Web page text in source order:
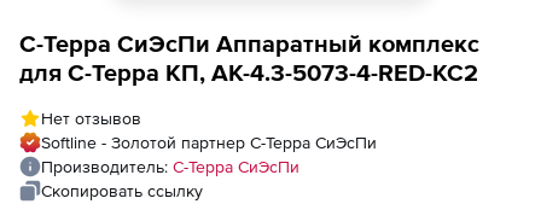
С-Терра СиЭсПи Аппаратный комплекс
для С-Терра КП, AK-4.3-5073-4-RED-KC2
Нет отзывов
Softline - Золотой партнер С-Терра СиЭсПи
Производитель: С-Терра СиЭсПи
Скопировать ссылку